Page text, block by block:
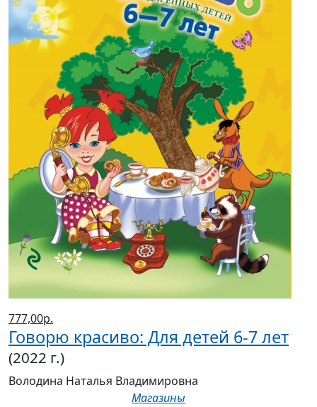
777,00р.
Говорю красиво: Для детей 6-7 лет
(2022 г.)
Володина Наталья Владимировна
Магазины